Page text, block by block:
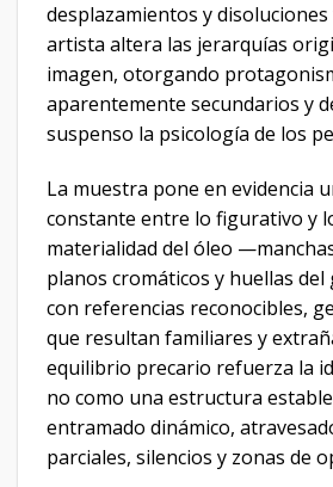
desplazamientos y
artista altera las jerarquías
imagen, otorgando
aparentemente secundarios y
suspenso la psicología de los
La muestra pone en evidencia
constante entre lo figurativo y
materialidad del óleo
planos cromáticos y huellas
con referencias reconocibles,
que resultan familiares y
equilibrio precario refuerza la
no como una estructura
entramado dinámico,
parciales, silencios y zonas de